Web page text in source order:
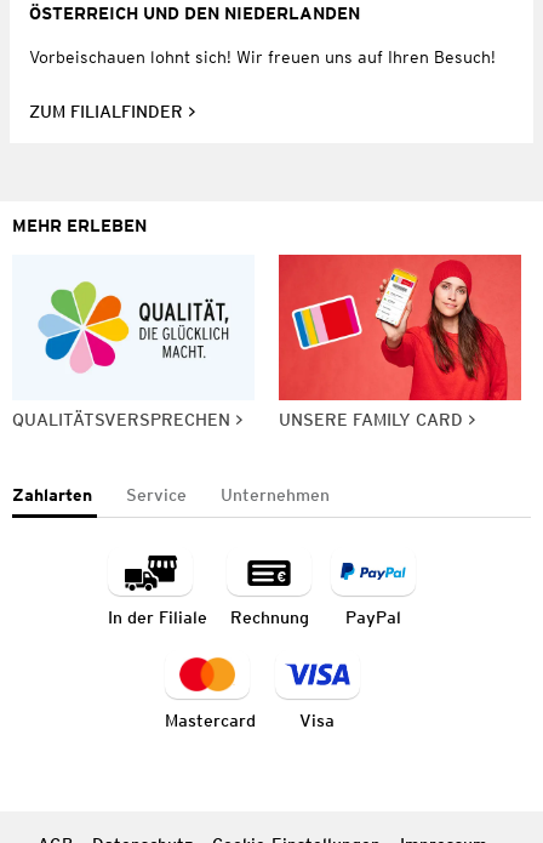
ÖSTERREICH UND DEN NIEDERLANDEN
Vorbeischauen lohnt sich! Wir freuen uns auf Ihren Besuch!
ZUM FILIALFINDER
MEHR ERLEBEN
QUALITÄTSVERSPRECHEN UNSERE FAMILY CARD
Zahlarten Service Unternehmen
In der Filiale Rechnung PayPal
Mastercard Visa